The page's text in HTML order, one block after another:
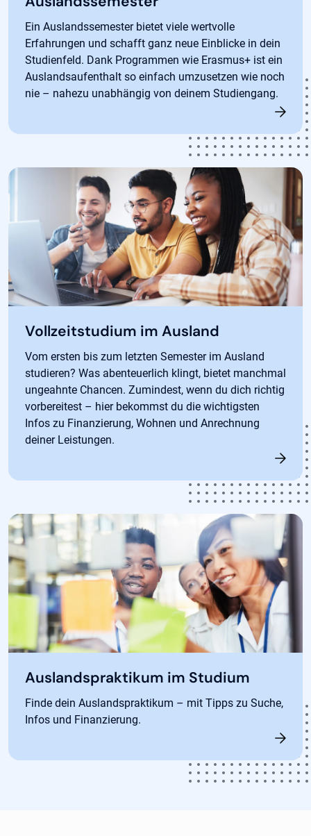
Ein Auslandssemester bietet viele wertvolle
Erfahrungen und schafft ganz neue Einblicke in dein
Studienfeld. Dank Programmen wie Erasmus+ ist ein
Auslandsaufenthalt so einfach umzusetzen wie noch
nie – nahezu unabhängig von deinem Studiengang.
Vollzeitstudium im Ausland
Vom ersten bis zum letzten Semester im Ausland
studieren? Was abenteuerlich klingt, bietet manchmal
ungeahnte Chancen. Zumindest, wenn du dich richtig
vorbereitest – hier bekommst du die wichtigsten
Infos zu Finanzierung, Wohnen und Anrechnung
deiner Leistungen.
Auslandspraktikum im Studium
Finde dein Auslandspraktikum – mit Tipps zu Suche,
Infos und Finanzierung.